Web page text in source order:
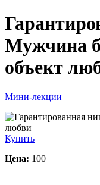
Мужчина
объект
Мини-лекции
Купить
Цена: 100